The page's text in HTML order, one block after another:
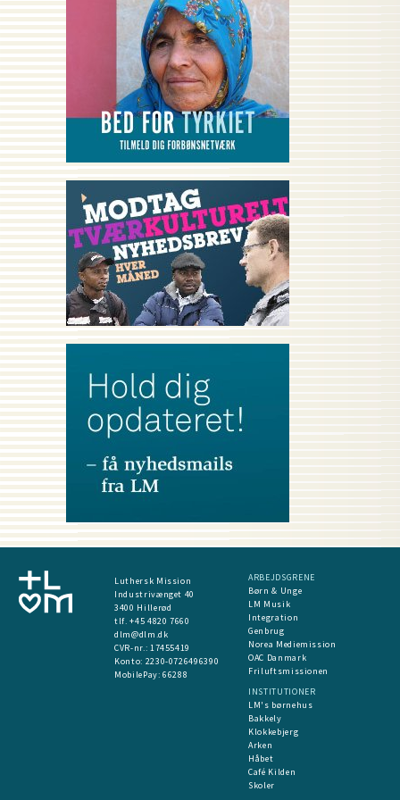
Luthersk Mission
Industrivænget 40
3400 Hillerød
tlf. +45 4820 7660
dlm@dlm.dk
CVR-nr.: 17455419
​Konto: 2230-0726496390
MobilePay:66288
ARBEJDSGRENE
Børn & Unge
LM Musik
Integration
Genbrug
Norea Mediemission
OAC Danmark
Friluftsmissionen
INSTITUTIONER
LM's børnehus
Bakkely
Klokkebjerg
Arken
Håbet
Café Kilden
Skoler